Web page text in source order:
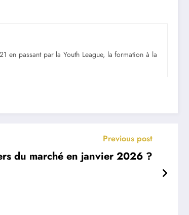
en passant par la Youth League, la formation à la
Previous post
du marché en janvier 2026 ?